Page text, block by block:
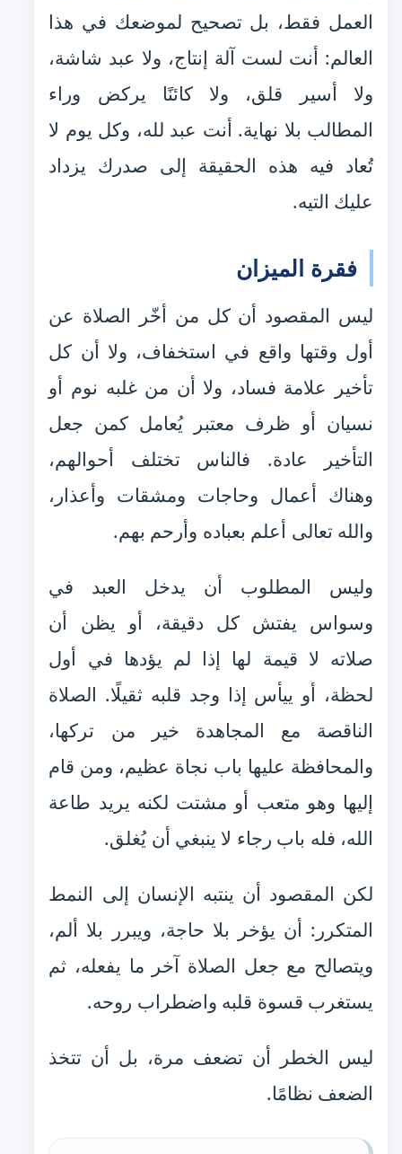
العمل فقط، بل تصحيح لموضعك في هذا
العالم: أنت لست آلة إنتاج، ولا عبد شاشة،
ولا أسير قلق، ولا كائنًا يركض وراء
المطالب بلا نهاية. أنت عبد لله، وكل يوم لا
تُعاد فيه هذه الحقيقة إلى صدرك يزداد
عليك التيه.
فقرة الميزان
ليس المقصود أن كل من أخّر الصلاة عن
أول وقتها واقع في استخفاف، ولا أن كل
تأخير علامة فساد، ولا أن من غلبه نوم أو
نسيان أو ظرف معتبر يُعامل كمن جعل
التأخير عادة. فالناس تختلف أحوالهم،
وهناك أعمال وحاجات ومشقات وأعذار،
والله تعالى أعلم بعباده وأرحم بهم.
وليس المطلوب أن يدخل العبد في
وسواس يفتش كل دقيقة، أو يظن أن
صلاته لا قيمة لها إذا لم يؤدها في أول
لحظة، أو ييأس إذا وجد قلبه ثقيلًا. الصلاة
الناقصة مع المجاهدة خير من تركها،
والمحافظة عليها باب نجاة عظيم، ومن قام
إليها وهو متعب أو مشتت لكنه يريد طاعة
الله، فله باب رجاء لا ينبغي أن يُغلق.
لكن المقصود أن ينتبه الإنسان إلى النمط
المتكرر: أن يؤخر بلا حاجة، ويبرر بلا ألم،
ويتصالح مع جعل الصلاة آخر ما يفعله، ثم
يستغرب قسوة قلبه واضطراب روحه.
ليس الخطر أن تضعف مرة، بل أن تتخذ
الضعف نظامًا.